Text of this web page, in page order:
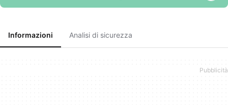
Informazioni Analisi di sicurezza